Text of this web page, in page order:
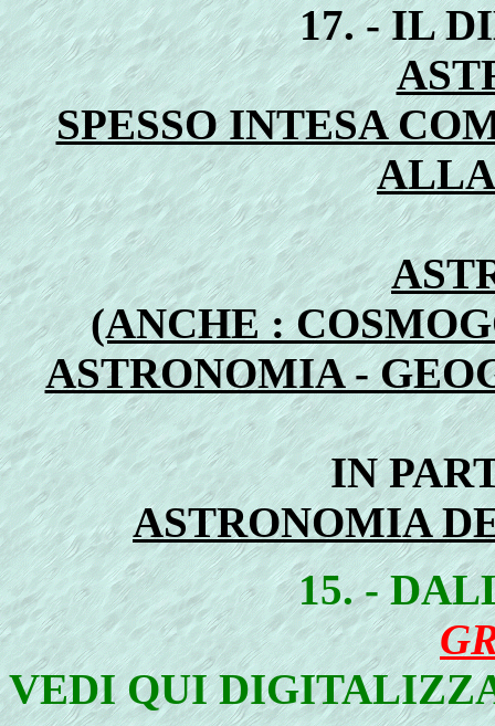
17. - IL
SPESSO INTESA
(ANCHE :
ASTRONOMIA -
IN
ASTRONOMIA
15. -
VEDI QUI